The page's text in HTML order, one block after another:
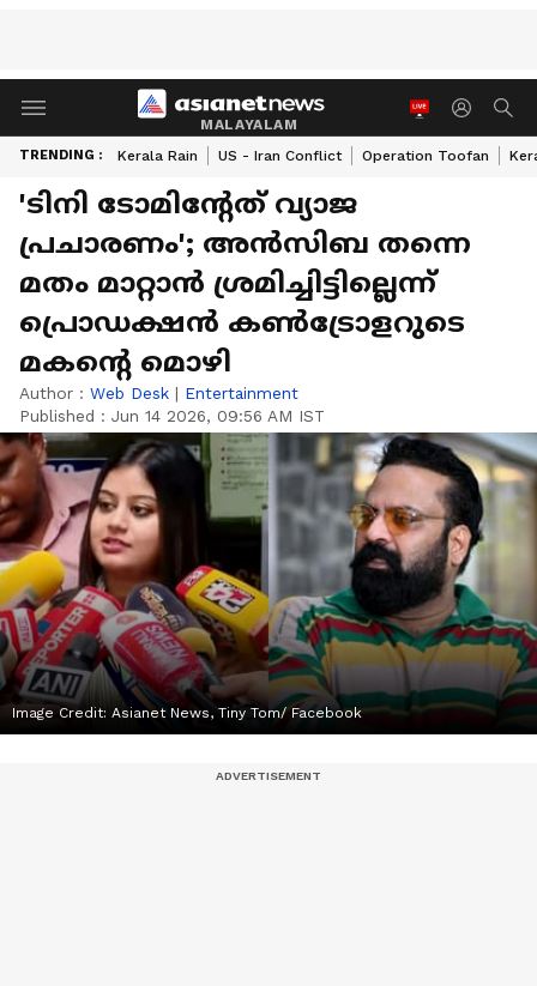
MALAYALAM
TRENDING : Kerala Rain US - Iran Conflict Operation Toofan
'ടിനി ടോമിന്‍റേത് വ്യാജ
പ്രചാരണം'; അന്‍സിബ തന്നെ
മതം മാറ്റാന്‍ ശ്രമിച്ചിട്ടില്ലെന്ന്
പ്രൊഡക്ഷന്‍ കണ്‍ട്രോളറുടെ
മകന്‍റെ മൊഴി
Author : Web Desk | Entertainment
Published : Jun 14 2026, 09:56 AM IST
Image Credit: Asianet News, Tiny Tom/ Facebook